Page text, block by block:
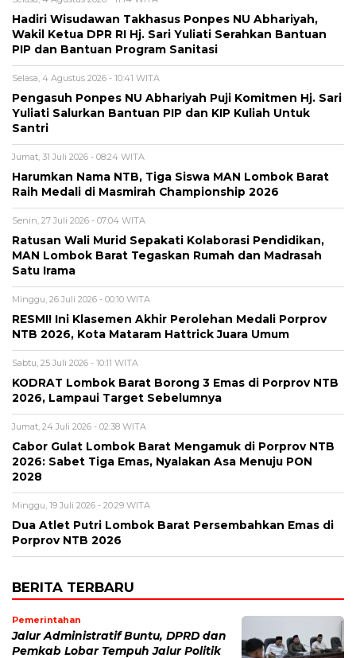
Hadiri Wisudawan Takhasus Ponpes NU Abhariyah,
Wakil Ketua DPR RI Hj. Sari Yuliati Serahkan Bantuan
PIP dan Bantuan Program Sanitasi
Selasa, 4 Agustus 2026 - 10:41 WITA
Pengasuh Ponpes NU Abhariyah Puji Komitmen Hj. Sari
Yuliati Salurkan Bantuan PIP dan KIP Kuliah Untuk
Santri
Jumat, 31 Juli 2026 - 08:24 WITA
Harumkan Nama NTB, Tiga Siswa MAN Lombok Barat
Raih Medali di Masmirah Championship 2026
Senin, 27 Juli 2026 - 07:04 WITA
Ratusan Wali Murid Sepakati Kolaborasi Pendidikan,
MAN Lombok Barat Tegaskan Rumah dan Madrasah
Satu Irama
Minggu, 26 Juli 2026 - 00:10 WITA
RESMI! Ini Klasemen Akhir Perolehan Medali Porprov
NTB 2026, Kota Mataram Hattrick Juara Umum
Sabtu, 25 Juli 2026 - 10:11 WITA
KODRAT Lombok Barat Borong 3 Emas di Porprov NTB
2026, Lampaui Target Sebelumnya
Jumat, 24 Juli 2026 - 02:38 WITA
Cabor Gulat Lombok Barat Mengamuk di Porprov NTB
2026: Sabet Tiga Emas, Nyalakan Asa Menuju PON
2028
Minggu, 19 Juli 2026 - 20:29 WITA
Dua Atlet Putri Lombok Barat Persembahkan Emas di
Porprov NTB 2026
BERITA TERBARU
Pemerintahan
Jalur Administratif Buntu, DPRD dan
Pemkab Lobar Tempuh Jalur Politik